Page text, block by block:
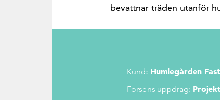
bevattnar träden utanför
Kund: Humlegården
Forsens uppdrag: